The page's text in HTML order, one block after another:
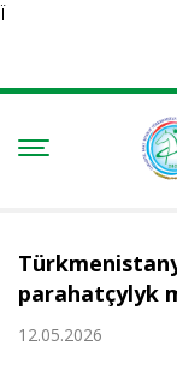
Ï
parahatçylyk
12.05.2026